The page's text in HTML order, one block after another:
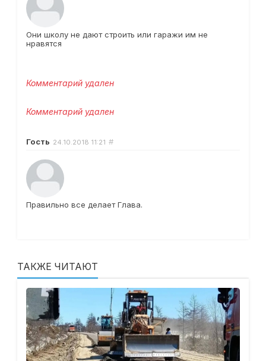
Они школу не дают строить или гаражи им не
нравятся
Комментарий удален
Комментарий удален
Гость 24.10.2018 11:21 #
Правильно все делает Глава.
ТАКЖЕ ЧИТАЮТ